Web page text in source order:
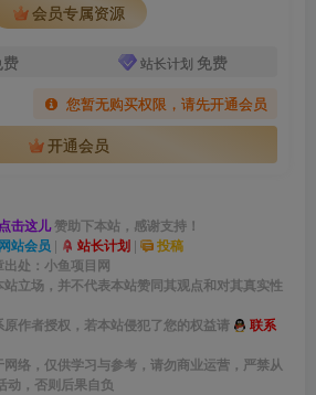
会员专属资源
站长计划 免费
您暂无购买权限，请先开通会员
开通会员
点击这儿赞助下本站，感谢支持！
网站会员 | 站长计划 | 投稿
处：小鱼项目网
立场，并不代表本站赞同其观点和对其真实性
作者授权，若本站侵犯了您的权益请
联系
络，仅供学习与参考，请勿商业运营，严禁从
动，否则后果自负